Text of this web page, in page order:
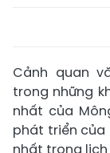
Cảnh quan
trong những
nhất của
phát triển